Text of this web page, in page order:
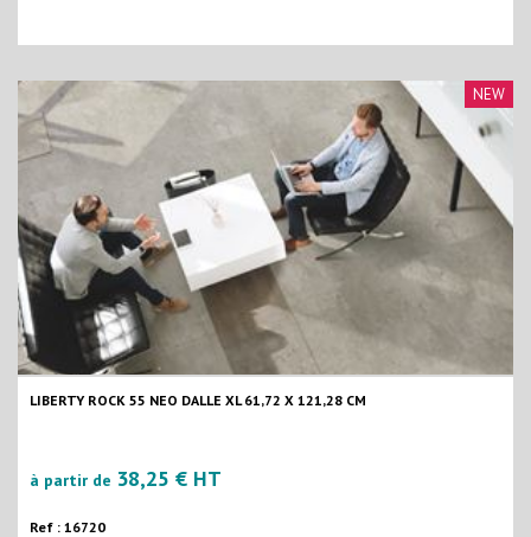
LIBERTY ROCK 55 NEO DALLE XL 61,72 X 121,28 CM
à partir de 38,25 € HT
NEW
Ref : 16720